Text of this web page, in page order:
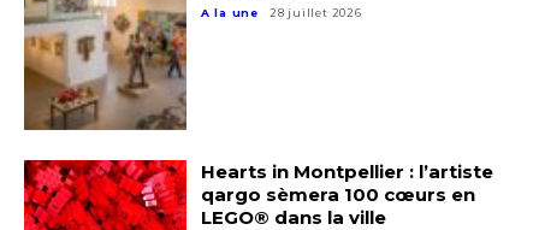
Prénom
Statut / Organisation
J'accepte lestermes et conditions
Adresse email*
Nom
A la une 28 juillet 2026
Hearts in Montpellier : l’artiste
qargo sèmera 100 cœurs en
LEGO® dans la ville